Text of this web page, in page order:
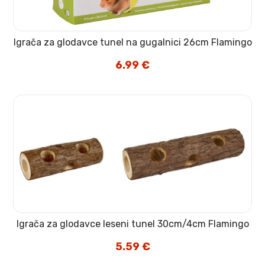
Igrača za glodavce tunel na gugalnici 26cm Flamingo
6.99€
Igrača za glodavce leseni tunel 30cm/4cm Flamingo
5.59€